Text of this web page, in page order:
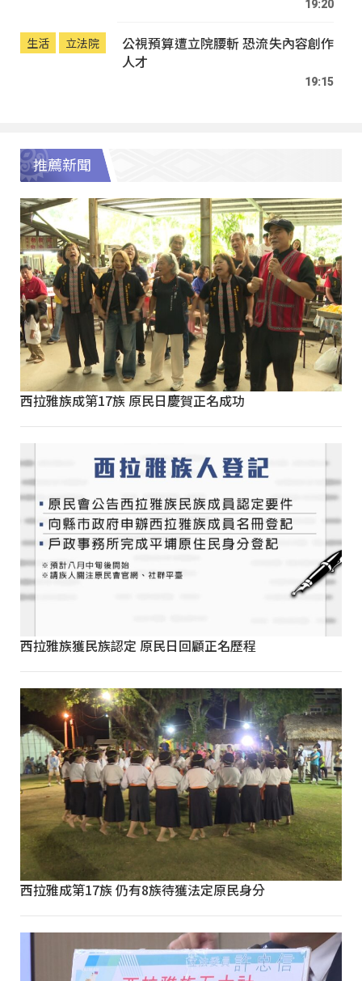
19:20
生活 立法院
公視預算遭立院腰斬 恐流失內容創作
人才
19:15
推薦新聞
西拉雅族成第17族 原民日慶賀正名成功
西拉雅族獲民族認定 原民日回顧正名歷程
西拉雅成第17族 仍有8族待獲法定原民身分